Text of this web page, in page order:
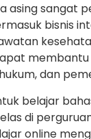
asing sangat
bisnis
membantu
dan
belajar
di
online